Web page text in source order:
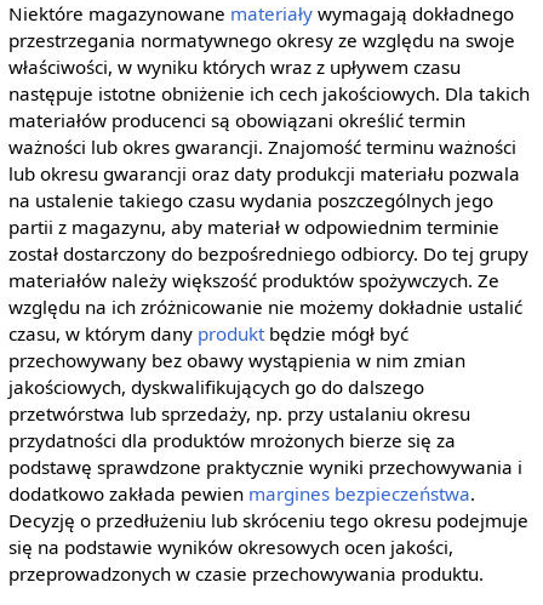
Niektóre magazynowane materiaływymagają dokładnego
przestrzegania normatywnego okresy ze względu na swoje
właściwości, w wyniku których wraz z upływem czasu
następuje istotne obniżenie ich cech jakościowych. Dla takich
materiałów producenci są obowiązani określić termin
ważności lub okres gwarancji. Znajomość terminu ważności
lub okresu gwarancji oraz daty produkcji materiału pozwala
na ustalenie takiego czasu wydania poszczególnych jego
partii z magazynu, aby materiał w odpowiednim terminie
został dostarczony do bezpośredniego odbiorcy. Do tej grupy
materiałów należy większość produktów spożywczych. Ze
względu na ich zróżnicowanie nie możemy dokładnie ustalić
czasu, w którym dany produktbędzie mógł być
przechowywany bez obawy wystąpienia w nim zmian
jakościowych, dyskwalifikujących go do dalszego
przetwórstwa lub sprzedaży, np. przy ustalaniu okresu
przydatności dla produktów mrożonych bierze się za
podstawę sprawdzone praktycznie wyniki przechowywania i
dodatkowo zakłada pewien margines bezpieczeństwa.
Decyzję o przedłużeniu lub skróceniu tego okresu podejmuje
się na podstawie wyników okresowych ocen jakości,
przeprowadzonych w czasie przechowywania produktu.